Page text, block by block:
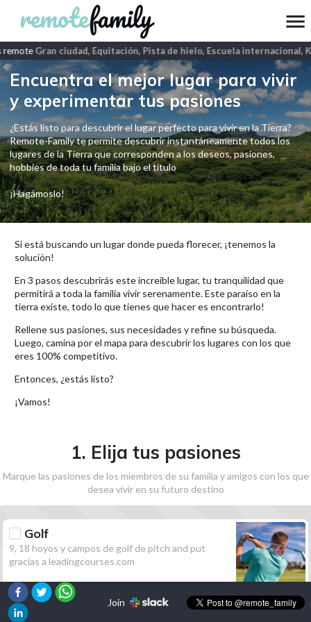
Gran ciudad, Equitación, Pista de hielo, Escuela internacional,
Encuentra el mejor lugar para vivir
y experimentar tus pasiones
¿Estás listo para descubrir el lugar perfecto para vivir en la Tierra?
Remote-Family te permite descubrir instantáneamente todos los
lugares de la Tierra que corresponden a los deseos, pasiones,
hobbies de toda tu familia bajo el título
¡Hagámoslo!
Si está buscando un lugar donde pueda florecer, ¡tenemos la
solución!
En 3 pasos descubrirás este increíble lugar, tu tranquilidad que
permitirá a toda la familia vivir serenamente. Este paraíso en la
tierra existe, todo lo que tienes que hacer es encontrarlo!
Rellene sus pasiones, sus necesidades y refine su búsqueda.
Luego, camina por el mapa para descubrir los lugares con los que
eres 100% competitivo.
Entonces, ¿estás listo?
¡Vamos!
1. Elija tus pasiones
Marque las pasiones de los miembros de su familia y amigos con los que
desea vivir en su futuro destino
Golf
9, 18 hoyos y campos de golf de pitch and put
gracias a leadingcourses.com
Senderismo
Join